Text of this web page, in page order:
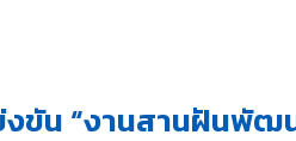
งขัน “งานสานฝันพั